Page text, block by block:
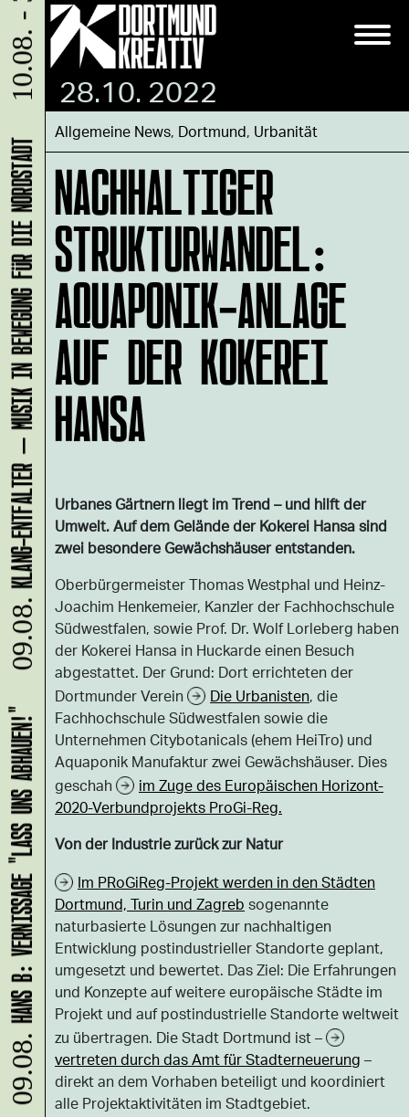
28.10. 2022
Allgemeine News, Dortmund, Urbanität
NACHHALTIGER
STRUKTURWANDEL:
AQUAPONIK-ANLAGE
AUF DER KOKEREI
HANSA
Urbanes Gärtnern liegt im Trend – und hilft der
Umwelt. Auf dem Gelände der Kokerei Hansa sind
zwei besondere Gewächshäuser entstanden.
Oberbürgermeister Thomas Westphal und Heinz-
Joachim Henkemeier, Kanzler der Fachhochschule
Südwestfalen, sowie Prof. Dr. Wolf Lorleberg haben
der Kokerei Hansa in Huckarde einen Besuch
abgestattet. Der Grund: Dort errichteten der
Dortmunder Verein
Die Urbanisten, die
Fachhochschule Südwestfalen sowie die
Unternehmen Citybotanicals (ehem HeiTro) und
Aquaponik Manufaktur zwei Gewächshäuser. Dies
geschah
im Zuge des Europäischen Horizont-
2020-Verbundprojekts ProGi-Reg.
Von der Industrie zurück zur Natur
Im PRoGiReg-Projekt werden in den Städten
Dortmund, Turin und Zagreb sogenannte
naturbasierte Lösungen zur nachhaltigen
Entwicklung postindustrieller Standorte geplant,
umgesetzt und bewertet. Das Ziel: Die Erfahrungen
und Konzepte auf weitere europäische Städte im
Projekt und auf postindustrielle Standorte weltweit
zu übertragen. Die Stadt Dortmund ist –
vertreten durch das Amt für Stadterneuerung –
direkt an dem Vorhaben beteiligt und koordiniert
alle Projektaktivitäten im Stadtgebiet.
09.08.
HANS B: VERNISSAGE "LASS UNS ABHAUEN!"
09.08.
KLANG-ENTFALTER – MUSIK IN BEWEGUNG FÜR DIE NORDSTADT